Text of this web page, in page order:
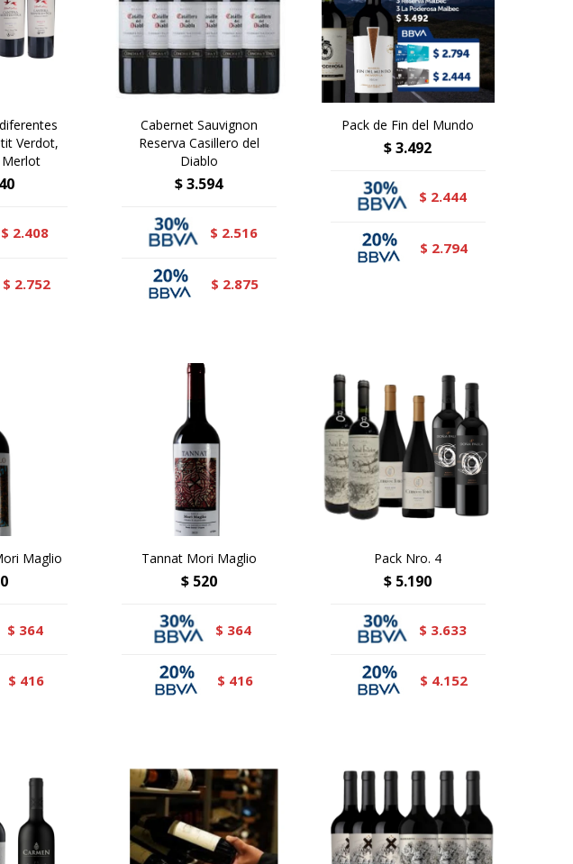
Verdot,
$ 2.408
$ 2.752
Cabernet Sauvignon
Reserva Casillero del
Diablo
$ 3.594
$ 2.516
$ 2.875
Pack de Fin del Mundo
$3.492
$ 2.444
$ 2.794
Maglio
$ 364
$ 416
Tannat Mori Maglio
$ 520
$ 364
$ 416
Pack Nro. 4
$ 5.190
$ 3.633
$ 4.152